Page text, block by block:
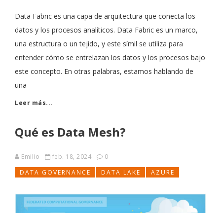
Data Fabric es una capa de arquitectura que conecta los
datos y los procesos analíticos. Data Fabric es un marco,
una estructura o un tejido, y este símil se utiliza para
entender cómo se entrelazan los datos y los procesos bajo
este concepto. En otras palabras, estamos hablando de
una
Leer más...
Qué es Data Mesh?
Emilio feb. 18, 2024
0
DATA GOVERNANCE
DATA LAKE AZURE